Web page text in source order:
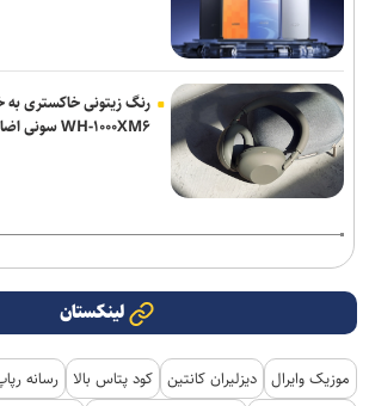
رنگ زیتونی خاکستری به
WH-۱۰۰۰XM۶ سونی اضافه شد
لینکستان
موزیک وایرال دیزلیران کانتین کود پتاس بالا رسانه